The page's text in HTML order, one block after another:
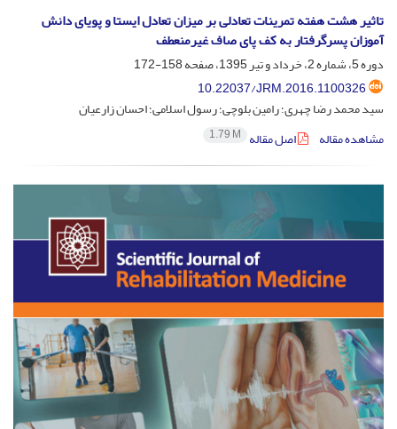
تاثیر هشت هفته تمرینات تعادلی بر میزان تعادل ایستا و پویای دانش
آموزان پسرگرفتار به کف پای صاف غیرمنعطف
دوره 5، شماره 2، خرداد و تیر 1395، صفحه
158-172
10.22037/JRM.2016.1100326
سید محمد رضا چهری؛ رامین بلوچی؛ رسول اسلامی؛ احسان زارعیان
مشاهده مقاله
اصل مقاله 1.79 M